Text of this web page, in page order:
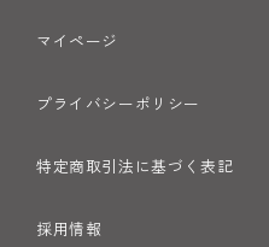
マイページ
プライバシーポリシー
特定商取引法に基づく表記
採用情報